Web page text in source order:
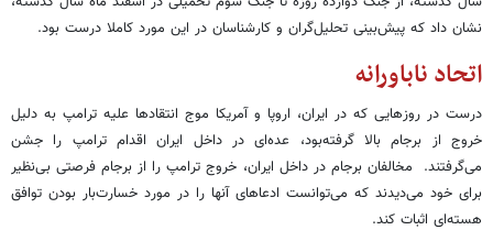
نشان داد که پیش‌بینی تحلیل‌گران و کارشناسان در این مورد کاملا درست بود.
اتحاد ناباورانه
درست در روزهایی که در ایران، اروپا و آمریکا موج انتقادها علیه ترامپ به دلیل
خروج از برجام بالا گرفته‌بود، عده‌ای در داخل ایران اقدام ترامپ را جشن
می‌گرفتند. مخالفان برجام در داخل ایران، خروج ترامپ را از برجام فرصتی بی‌نظیر
برای خود می‌دیدند که می‌توانست ادعاهای آنها را در مورد خسارت‌بار بودن توافق
هسته‌ای اثبات کند.